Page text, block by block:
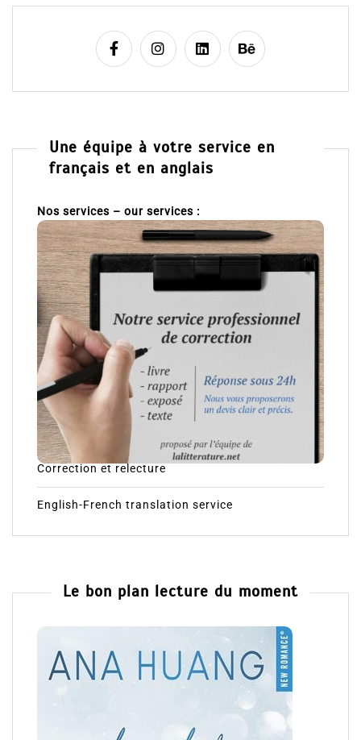
Une équipe à votre service en
français et en anglais
Nos services – our services :
Correction et relecture
English-French translation service
Le bon plan lecture du moment